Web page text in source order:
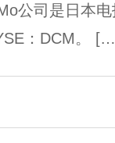
公司是日本电
：DCM。